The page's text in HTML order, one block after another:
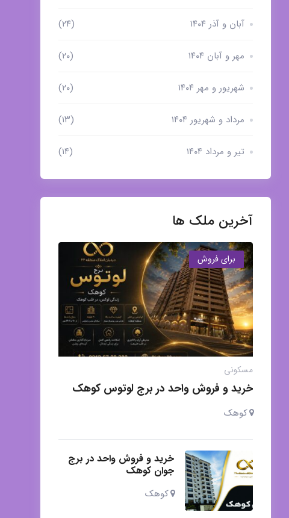
آبان و آذر ۱۴۰۴ (۲۴)
مهر و آبان ۱۴۰۴ (۲۰)
شهریور و مهر ۱۴۰۴ (۲۰)
مرداد و شهریور ۱۴۰۴ (۱۳)
تیر و مرداد ۱۴۰۴ (۱۴)
آخرین ملک ها
برای فروش
مسکونی
خرید و فروش واحد در برج لوتوس کوهک
کوهک
خرید و فروش واحد در برج
جوان کوهک
کوهک